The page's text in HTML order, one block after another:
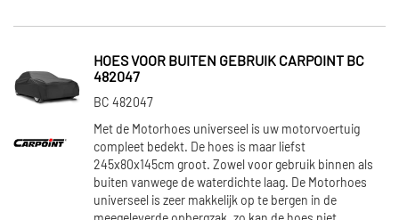
HOES VOOR BUITEN GEBRUIK CARPOINT BC
482047
BC 482047
Met de Motorhoes universeel is uw motorvoertuig
compleet bedekt. De hoes is maar liefst
245x80x145cm groot. Zowel voor gebruik binnen als
buiten vanwege de waterdichte laag. De Motorhoes
universeel is zeer makkelijk op te bergen in de